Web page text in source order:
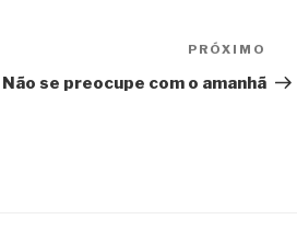
post
PRÓXIMO
Não se preocupe com o amanhã